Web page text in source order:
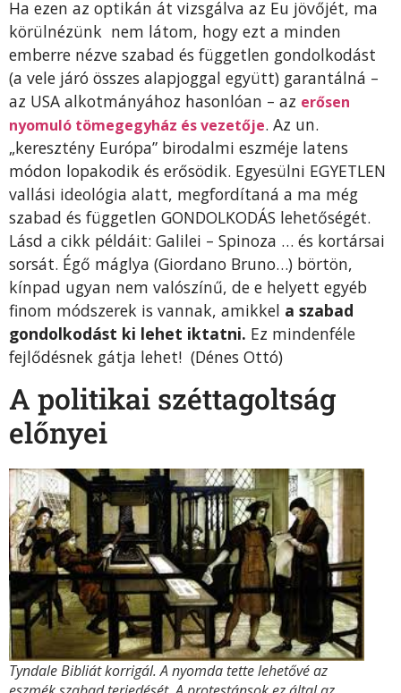
Ha ezen az optikán át vizsgálva az Eu jövőjét, ma
körülnézünk nem látom, hogy ezt a minden
emberre nézve szabad és független gondolkodást
(a vele járó összes alapjoggal együtt) garantálná –
az USA alkotmányához hasonlóan – az erősen
nyomuló tömegegyház és vezetője. Az un.
„keresztény Európa” birodalmi eszméje latens
módon lopakodik és erősödik. Egyesülni EGYETLEN
vallási ideológia alatt, megfordítaná a ma még
szabad és független GONDOLKODÁS lehetőségét.
Lásd a cikk példáit: Galilei – Spinoza … és kortársai
sorsát. Égő máglya (Giordano Bruno…) börtön,
kínpad ugyan nem valószínű, de e helyett egyéb
finom módszerek is vannak, amikkel a szabad
gondolkodást ki lehet iktatni. Ez mindenféle
fejlődésnek gátja lehet! (Dénes Ottó)
A politikai széttagoltság
előnyei
Tyndale Bibliát korrigál. A nyomda tette lehetővé az